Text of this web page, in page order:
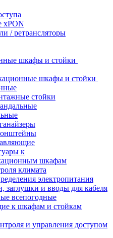
хPON
/ ретрансляторы
шкафы и стойки
шкафы и стойки
стойки
к
шкафам
климата
электропитания
заглушки и вводы для кабеля
всепогодные
к шкафам и стойкам
и управления доступом